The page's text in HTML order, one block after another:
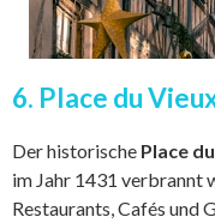
6. Place du
Der historische Place
im Jahr 1431 verbrannt
Restaurants, Cafés und